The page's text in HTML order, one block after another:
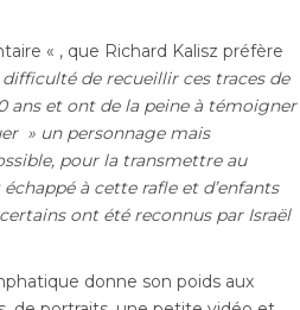
« , que Richard Kalisz préfère
de recueillir ces traces de
ans et ont de la peine à témoigner
» un personnage mais
pour la transmettre au
à cette rafle et d’enfants
ont été reconnus par Israël
donne son poids aux